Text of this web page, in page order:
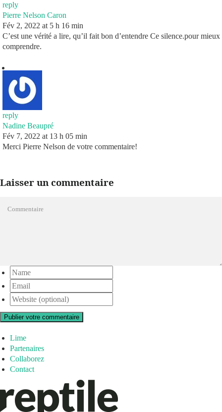
reply
Pierre Nelson Caron
Fév 2, 2022 at 5 h 16 min
C’est une vérité a lire, qu’il fait bon d’entendre Ce silence.pour mieux
comprendre.
reply
Nadine Beaupré
Fév 7, 2022 at 13 h 05 min
Merci Pierre Nelson de votre commentaire!
Laisser un commentaire
Publier votre commentaire
Lime
Partenaires
Collaborez
Contact